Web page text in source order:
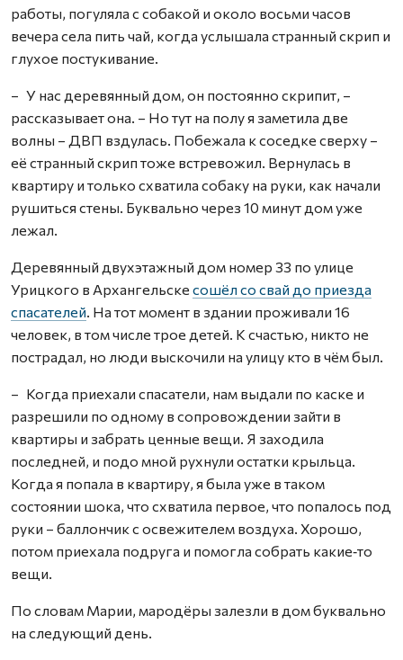
работы, погуляла с собакой и около восьми часов
вечера села пить чай, когда услышала странный скрип и
глухое постукивание.
– У нас деревянный дом, он постоянно скрипит, –
рассказывает она. – Но тут на полу я заметила две
волны – ДВП вздулась. Побежала к соседке сверху –
её странный скрип тоже встревожил. Вернулась в
квартиру и только схватила собаку на руки, как начали
рушиться стены. Буквально через 10 минут дом уже
лежал.
Деревянный двухэтажный дом номер 33 по улице
Урицкого в Архангельске сошёл со свай до приезда
спасателей. На тот момент в здании проживали 16
человек, в том числе трое детей. К счастью, никто не
пострадал, но люди выскочили на улицу кто в чём был.
– Когда приехали спасатели, нам выдали по каске и
разрешили по одному в сопровождении зайти в
квартиры и забрать ценные вещи. Я заходила
последней, и подо мной рухнули остатки крыльца.
Когда я попала в квартиру, я была уже в таком
состоянии шока, что схватила первое, что попалось под
руки – баллончик с освежителем воздуха. Хорошо,
потом приехала подруга и помогла собрать какие‑то
вещи.
По словам Марии, мародёры залезли в дом буквально
на следующий день.